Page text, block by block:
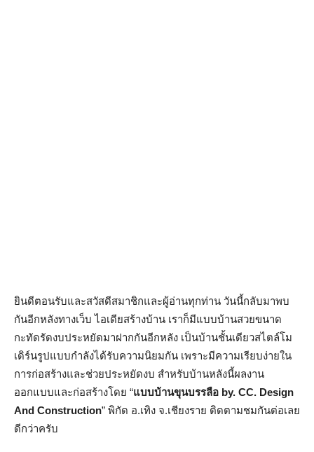
ยินดีตอนรับและสวัสดีสมาชิกและผู้อ่านทุกท่าน วันนี้กลับมาพบ
กันอีกหลังทางเว็บ ไอเดียสร้างบ้าน เราก็มีแบบบ้านสวยขนาด
กะทัดรัดงบประหยัดมาฝากกันอีกหลัง เป็นบ้านชั้นเดียวสไตล์โม
เดิร์นรูปแบบกำลังได้รับความนิยมกัน เพราะมีความเรียบง่ายใน
การก่อสร้างและช่วยประหยัดงบ สำหรับบ้านหลังนี้ผลงาน
ออกแบบและก่อสร้างโดย “แบบบ้านขุนบรรลือ by. CC. Design
And Construction” พิกัด อ.เทิง​ จ.เชียงราย​ ติดตามชมกันต่อเลย
ดีกว่าครับ